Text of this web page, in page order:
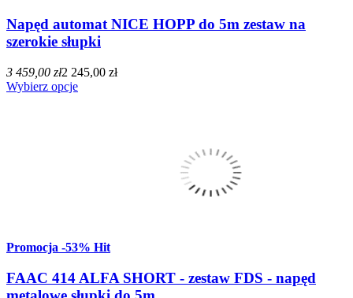
Napęd automat NICE HOPP do 5m zestaw na
szerokie słupki
3 459,00 zł2 245,00 zł
Wybierz opcje
Promocja -53% Hit
FAAC 414 ALFA SHORT - zestaw FDS - napęd